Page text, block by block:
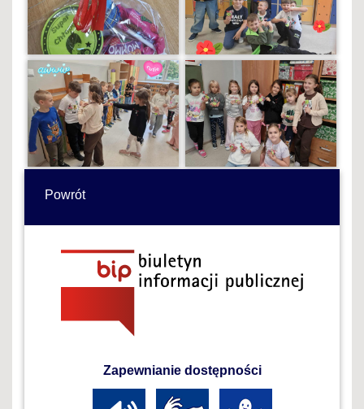
Powrót
Zapewnianie dostępności